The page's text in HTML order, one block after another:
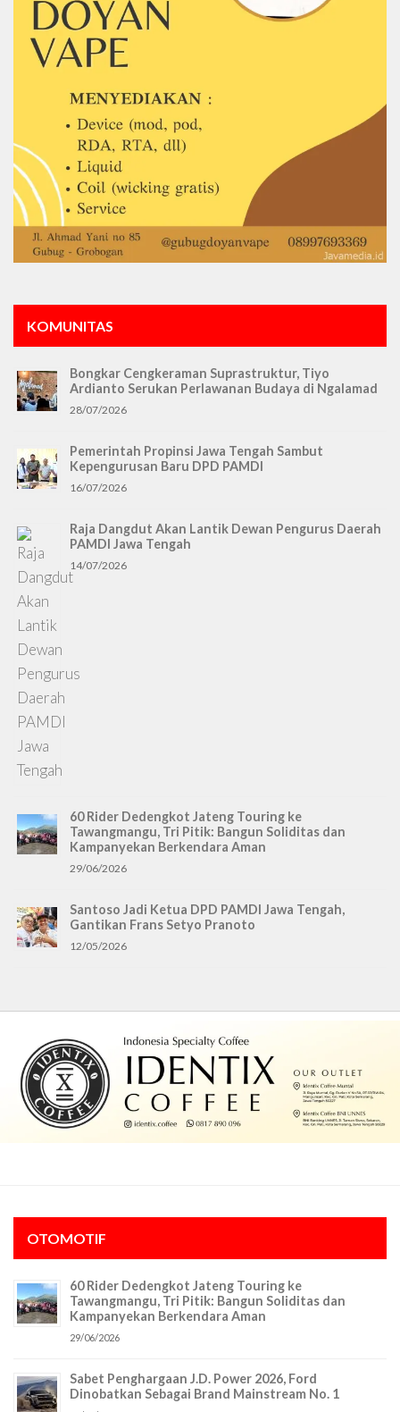
KOMUNITAS
Bongkar Cengkeraman Suprastruktur, Tiyo
Ardianto Serukan Perlawanan Budaya di Ngalamad
28/07/2026
Pemerintah Propinsi Jawa Tengah Sambut
Kepengurusan Baru DPD PAMDI
16/07/2026
Raja Dangdut Akan Lantik Dewan Pengurus Daerah
PAMDI Jawa Tengah
14/07/2026
60 Rider Dedengkot Jateng Touring ke
Tawangmangu, Tri Pitik: Bangun Soliditas dan
Kampanyekan Berkendara Aman
29/06/2026
Santoso Jadi Ketua DPD PAMDI Jawa Tengah,
Gantikan Frans Setyo Pranoto
12/05/2026
OTOMOTIF
60 Rider Dedengkot Jateng Touring ke
Tawangmangu, Tri Pitik: Bangun Soliditas dan
Kampanyekan Berkendara Aman
29/06/2026
Sabet Penghargaan J.D. Power 2026, Ford
Dinobatkan Sebagai Brand Mainstream No. 1